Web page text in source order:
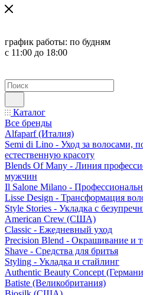
график работы: по будням
с 11:00 до 18:00
Каталог
Все бренды
Alfaparf (Италия)
Semi di Lino - Уход за волосами,
естественную красоту
Blends Of Many - Линия
мужчин
Il Salone Milano -
Lisse Design - Трансформация
Style Stories - Укладка с
American Crew (США)
Classic - Ежедневный уход
Precision Blend - Окрашивание и
Shave - Средства для бритья
Styling - Укладка и стайлинг
Authentic Beauty Concept
Batiste (Великобритания)